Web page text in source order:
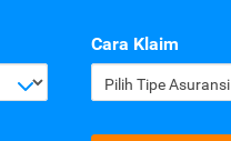
Cara Klaim
Pilih Tipe Asuransi